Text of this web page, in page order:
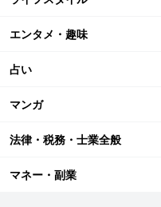
エンタメ・趣味
占い
マンガ
法律・税務・士業全般
マネー・副業